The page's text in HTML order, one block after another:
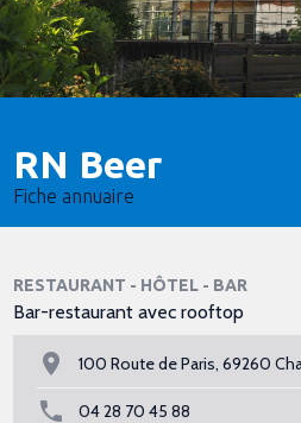
RN Beer
Fiche annuaire
RESTAURANT - HÔTEL - BAR
Bar-restaurant avec rooftop
100 Route de Paris, 69260
04 28 70 45 88